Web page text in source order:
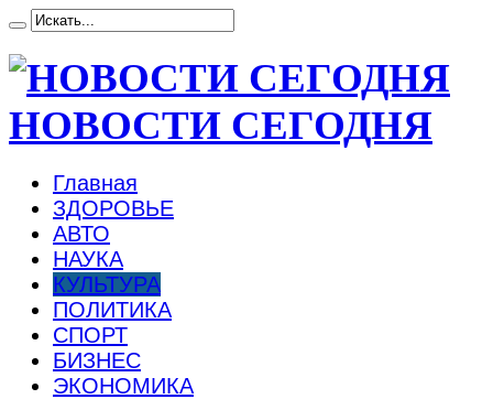
НОВОСТИ СЕГОДНЯ
Главная
ЗДОРОВЬЕ
АВТО
НАУКА
КУЛЬТУРА
ПОЛИТИКА
СПОРТ
БИЗНЕС
ЭКОНОМИКА